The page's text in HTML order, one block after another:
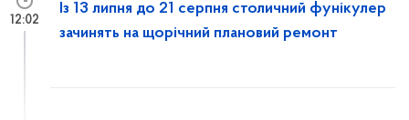
Із 13 липня до 21 серпня столичний фунікулер
зачинять на щорічний плановий ремонт
12:02